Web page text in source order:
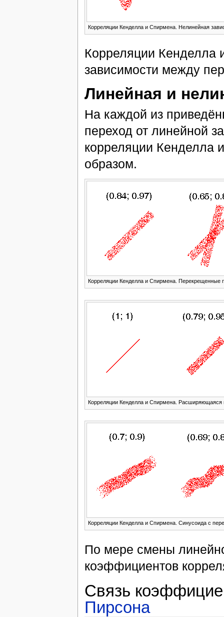
Корреляции Кенделла и Спирмена. Нелинейная
Корреляции Кенделла
зависимости между
Линейная и
На каждой из
переход от линейной
корреляции Кенделла
образом.
Корреляции Кенделла и Спирмена. Перекрещенные
Корреляции Кенделла и Спирмена. Расширяющаяся
Корреляции Кенделла и Спирмена. Синусоида с
По мере смены
коэффициентов
Связь
Пирсона